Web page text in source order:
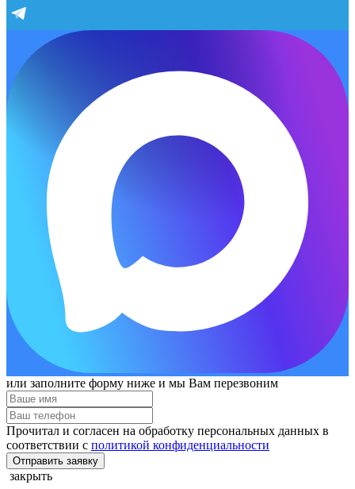
или заполните форму ниже и мы Вам перезвоним
Прочитал и согласен на обработку персональных данных в
соответствии с политикой конфиденциальности
Отправить заявку
закрыть